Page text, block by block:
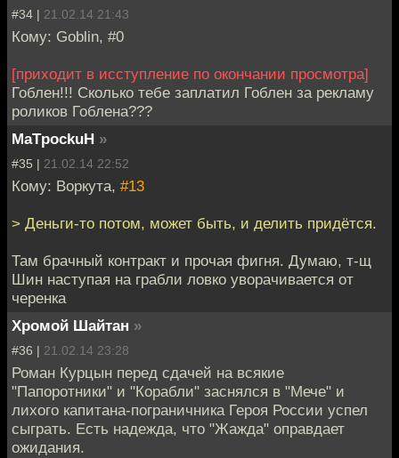
#34 | 21.02.14 21:43
Кому: Goblin, #0
[приходит в исступление по окончании просмотра]
Гоблен!!! Сколько тебе заплатил Гоблен за рекламу
роликов Гоблена???
MaTpockuH »
#35 | 21.02.14 22:52
Кому: Воркута, #13
> Деньги-то потом, может быть, и делить придётся.
Там брачный контракт и прочая фигня. Думаю, т-щ
Шин наступая на грабли ловко уворачивается от
черенка
Хромой Шайтан »
#36 | 21.02.14 23:28
Роман Курцын перед сдачей на всякие
"Папоротники" и "Корабли" заснялся в "Мече" и
лихого капитана-пограничника Героя России успел
сыграть. Есть надежда, что "Жажда" оправдает
ожидания.